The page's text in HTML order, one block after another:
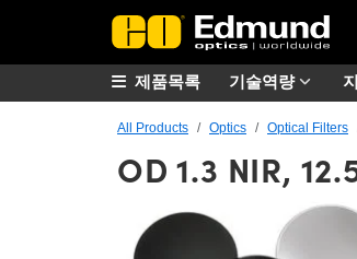
기술역량
제품목록
All Products Optics Optical Filters
OD 1.3 NIR,